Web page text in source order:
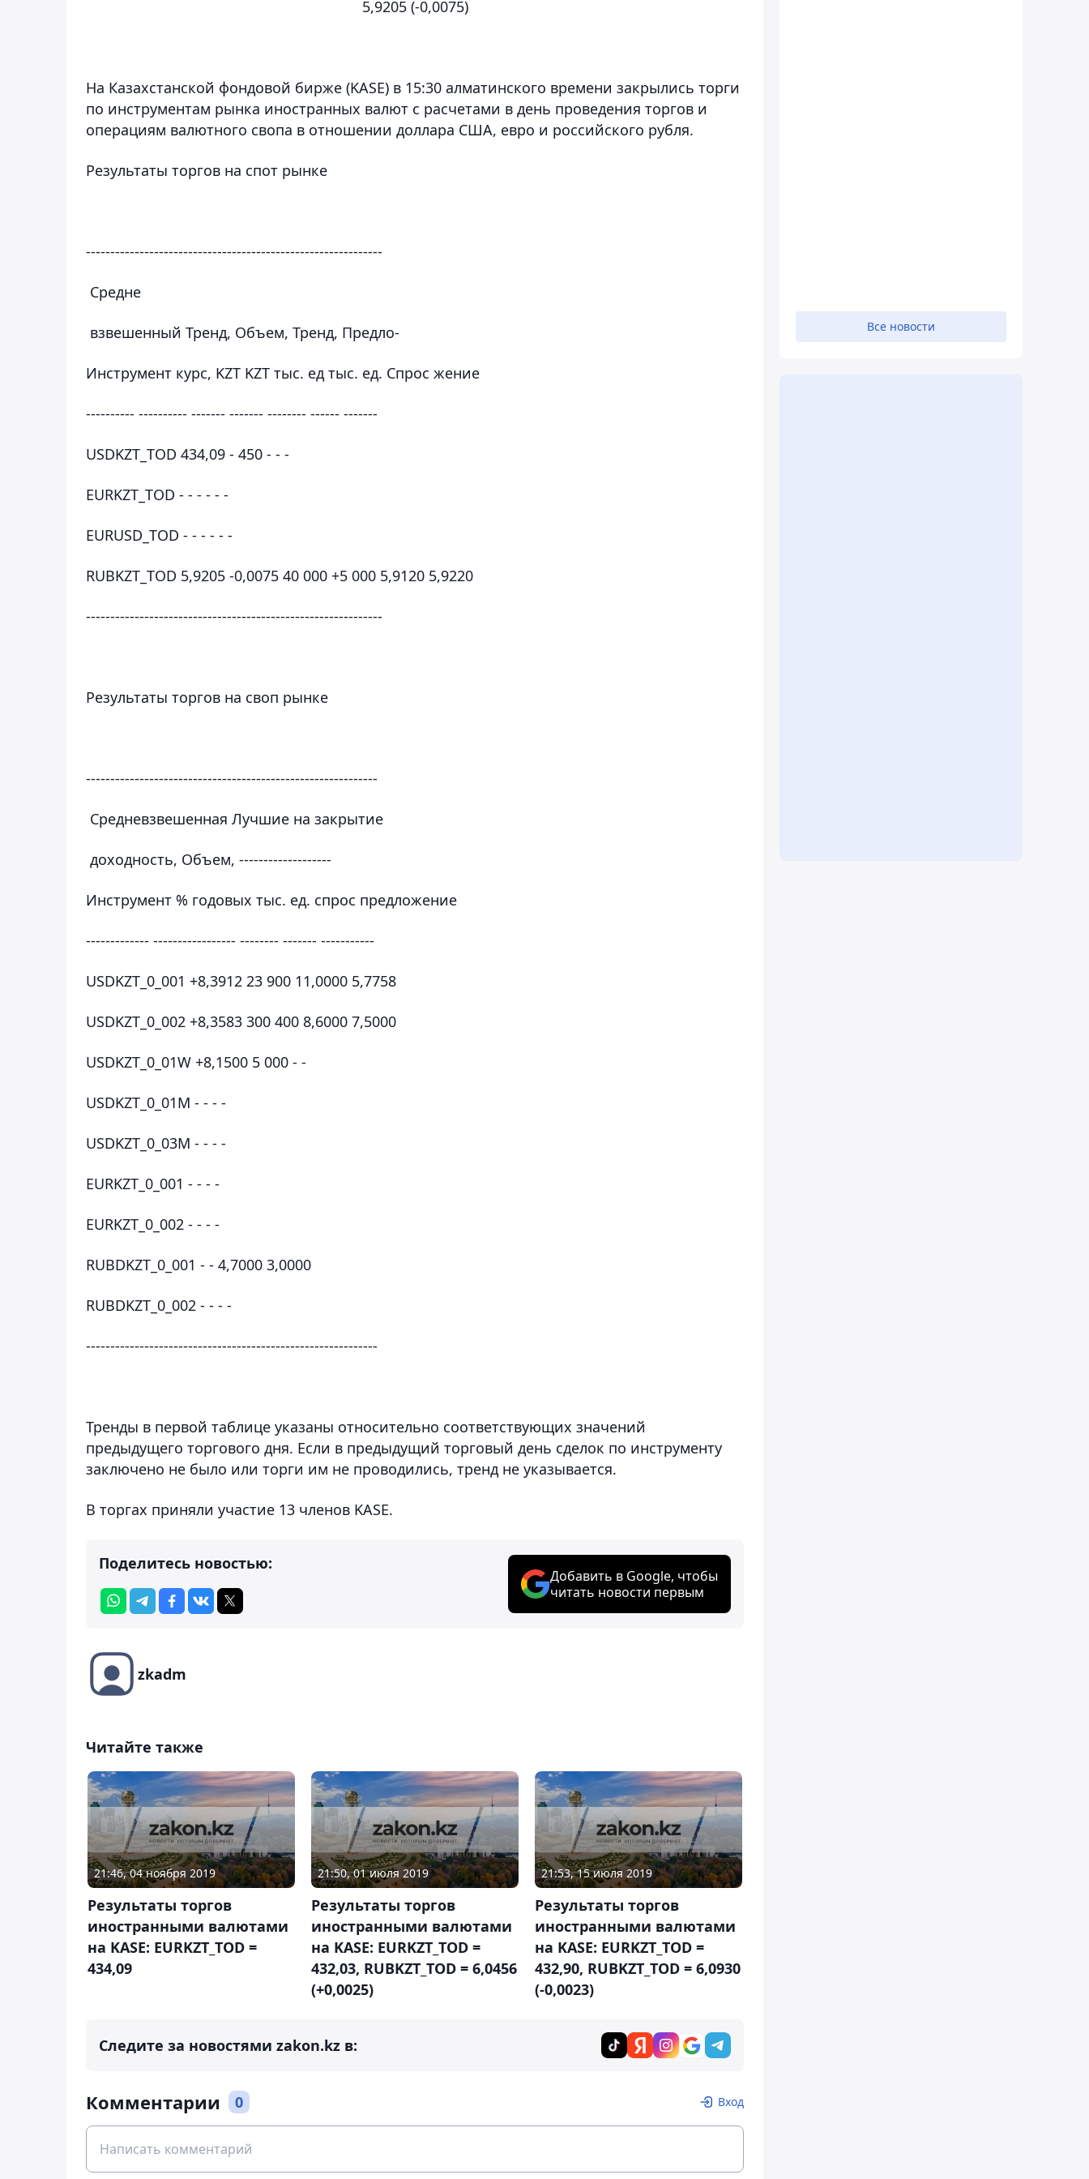
5,9205 (-0,0075)
На Казахстанской фондовой бирже (KASE) в 15:30 алматинского времени закрылись торги
по инструментам рынка иностранных валют с расчетами в день проведения торгов и
операциям валютного свопа в отношении доллара США, евро и российского рубля.
Результаты торгов на спот рынке
-------------------------------------------------------------
Средне
взвешенный Тренд, Объем, Тренд, Предло-
Инструмент курс, KZT KZT тыс. ед тыс. ед. Спрос жение
---------- ---------- ------- ------- -------- ------ -------
USDKZT_TOD 434,09 - 450 - - -
EURKZT_TOD - - - - - -
EURUSD_TOD - - - - - -
RUBKZT_TOD 5,9205 -0,0075 40 000 +5 000 5,9120 5,9220
-------------------------------------------------------------
Результаты торгов на своп рынке
------------------------------------------------------------
Средневзвешенная Лучшие на закрытие
доходность, Объем, -------------------
Инструмент % годовых тыс. ед. спрос предложение
------------- ----------------- -------- ------- -----------
USDKZT_0_001 +8,3912 23 900 11,0000 5,7758
USDKZT_0_002 +8,3583 300 400 8,6000 7,5000
USDKZT_0_01W +8,1500 5 000 - -
USDKZT_0_01М - - - -
USDKZT_0_03М - - - -
EURKZT_0_001 - - - -
EURKZT_0_002 - - - -
RUBDKZT_0_001 - - 4,7000 3,0000
RUBDKZT_0_002 - - - -
------------------------------------------------------------
Тренды в первой таблице указаны относительно соответствующих значений
предыдущего торгового дня. Если в предыдущий торговый день сделок по инструменту
заключено не было или торги им не проводились, тренд не указывается.
В торгах приняли участие 13 членов KASE.
Поделитесь новостью:
Добавить в Google, чтобы
читать новости первым
zkadm
Читайте также
21:46, 04 ноября 2019
Результаты торгов
иностранными валютами
на KASE: EURKZT_TOD =
434,09
21:50, 01 июля 2019
Результаты торгов
иностранными валютами
на KASE: EURKZT_TOD =
432,03, RUBKZT_TOD = 6,0456
(+0,0025)
21:53, 15 июля 2019
Результаты торгов
иностранными валютами
на KASE: EURKZT_TOD =
432,90, RUBKZT_TOD = 6,0930
(-0,0023)
Следите за новостями zakon.kz в:
Комментарии 0 Вход
Все новости